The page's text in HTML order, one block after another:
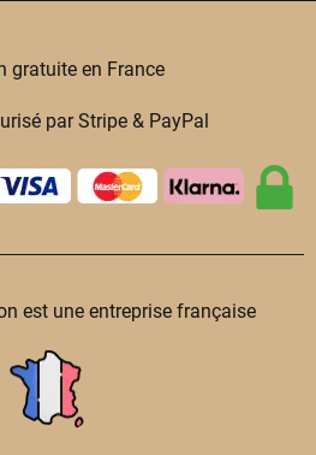
gratuite en France
par Stripe & PayPal
est une entreprise française